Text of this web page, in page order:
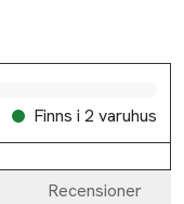
Finns i 2 varuhus
Recensioner